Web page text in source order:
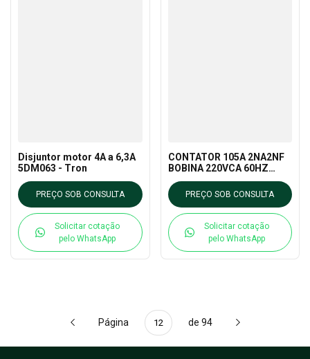
Disjuntor motor 4A a 6,3A
5DM063 - Tron
PREÇO SOB CONSULTA
Solicitar cotação
pelo WhatsApp
CONTATOR 105A 2NA2NF
BOBINA 220VCA 60HZ
(3TS50) TRON
PREÇO SOB CONSULTA
Solicitar cotação
pelo WhatsApp
Página de 94